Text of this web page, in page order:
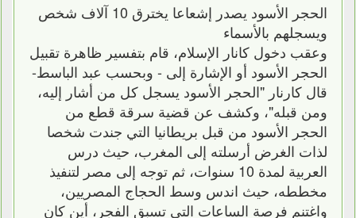
الحجر الأسود يصدر إشعاعا يخترق 10 آلاف شخص
ويسجلهم بالأسماء
وعقب دخول كانار الإسلام، قام بتفسير ظاهرة تقبيل
الحجر الأسود أو الإشارة إلى - وبحسب عبد الباسط-
قال كارنار "الحجر الأسود يسجل كل من أشار إليه،
ومن قبله"، وكشف عن قضية سرقة قطع من
الحجر الأسود من قبل بريطانيا التي جندت شخصا
لذات الغرض أرسلته إلى المغرب، حيث درس
العربية لمدة 10 سنوات، ثم توجه إلى مصر لتنفيذ
مخططه، حيث اندس وسط الحجاج المصريين،
واغتنم فرصة الساعات التي تسبق الفجر، أين كان